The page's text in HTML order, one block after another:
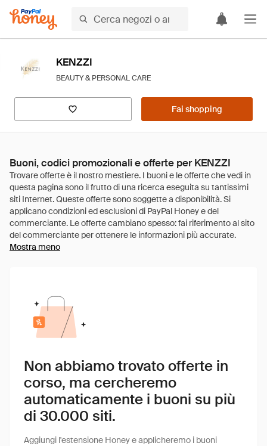
KENZZI
BEAUTY & PERSONAL CARE
Fai shopping
Buoni, codici promozionali e offerte per KENZZI
Mostra meno
Non abbiamo trovato offerte in
corso, ma cercheremo
automaticamente i buoni su più
di 30.000 siti.
Aggiungi l'estensione Honey e applicheremo i buoni